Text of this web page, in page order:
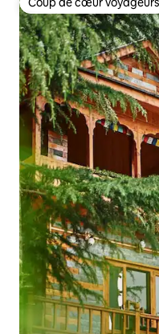
Coup de cœur voyageurs